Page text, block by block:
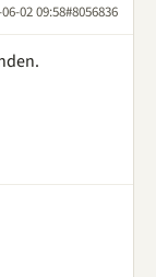
02 09:58#8056836